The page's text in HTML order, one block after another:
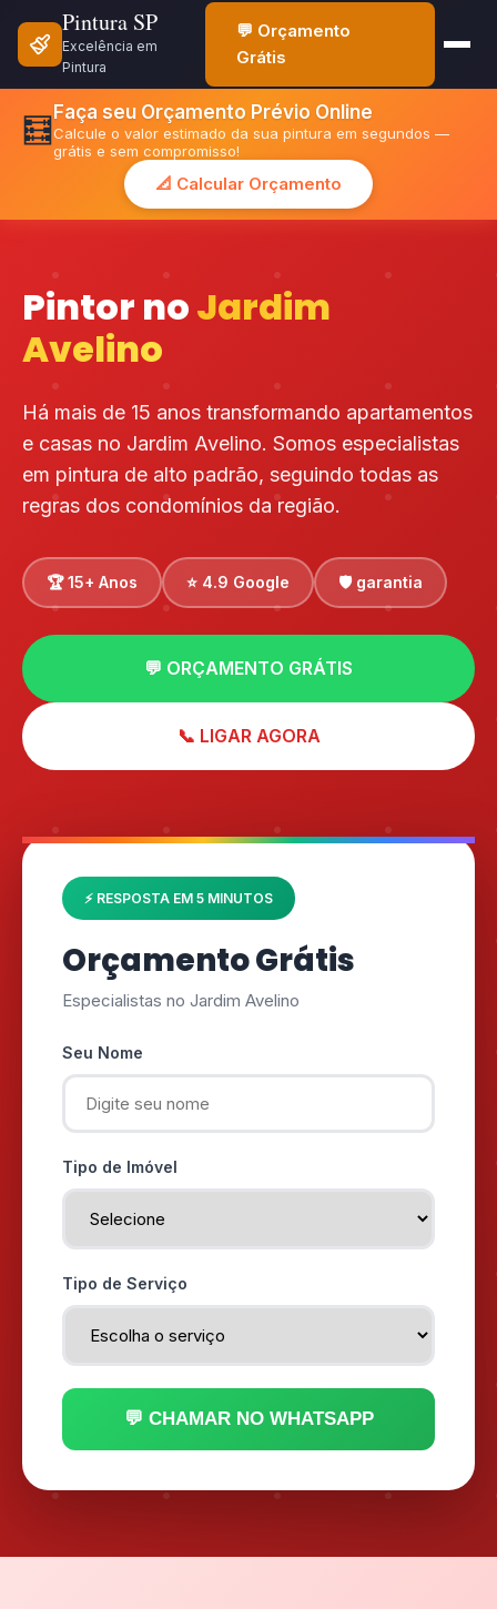
Pintura SP
Excelência em
Pintura
💬 Orçamento
Grátis
🧮 Faça seu Orçamento Prévio Online
Calcule o valor estimado da sua pintura em segundos —
grátis e sem compromisso!
📐 Calcular Orçamento
Pintor noJardim
Avelino
Há mais de 15 anos transformando apartamentos
e casas no Jardim Avelino. Somos especialistas
em pintura de alto padrão, seguindo todas as
regras dos condomínios da região.
🏆 15+ Anos ⭐ 4.9 Google 🛡️ garantia
💬 ORÇAMENTO GRÁTIS
📞 LIGAR AGORA
⚡ RESPOSTA EM 5 MINUTOS
Orçamento Grátis
Especialistas no Jardim Avelino
Seu Nome
Tipo de Imóvel
Tipo de Serviço
💬 CHAMAR NO WHATSAPP